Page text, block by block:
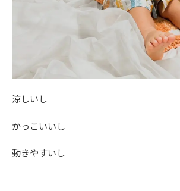
涼しいし
かっこいいし
動きやすいし